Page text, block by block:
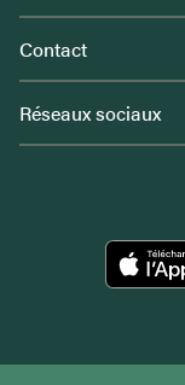
Contact
Réseaux sociaux